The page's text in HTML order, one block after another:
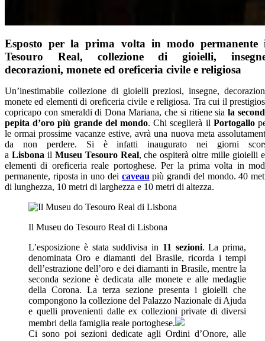
Esposto per la prima volta in modo permanente
Tesouro Real, collezione di gioielli,
decorazioni, monete ed oreficeria civile e religiosa
Un’inestimabile collezione di gioielli preziosi, insegne,
monete ed elementi di oreficeria civile e religiosa. Tra cui il
copricapo con smeraldi di Dona Mariana, che si ritiene siala
pepita d’oro più grande del mondo. Chi sceglierà il Portogallo
le ormai prossime vacanze estive, avrà una nuova meta
da non perdere. Si è infatti inaugurato nei giorni
a Lisbona il Museu Tesouro Real, che ospiterà oltre mille gioielli
elementi di oreficeria reale portoghese. Per la prima volta in
permanente, riposta in uno dei caveau più grandi del mondo. 40
di lunghezza, 10 metri di larghezza e 10 metri di altezza.
Il Museu do Tesouro Real di Lisbona
L’esposizione è stata suddivisa in 11 sezioni. La prima,
denominata Oro e diamanti del Brasile, ricorda i tempi
dell’estrazione dell’oro e dei diamanti in Brasile, mentre la
seconda sezione è dedicata alle monete e alle medaglie
della Corona. La terza sezione presenta i gioielli che
compongono la collezione del Palazzo Nazionale di Ajuda
e quelli provenienti dalle ex collezioni private di diversi
membri della famiglia reale portoghese.
Ci sono poi sezioni dedicate agli Ordini d’Onore, alle